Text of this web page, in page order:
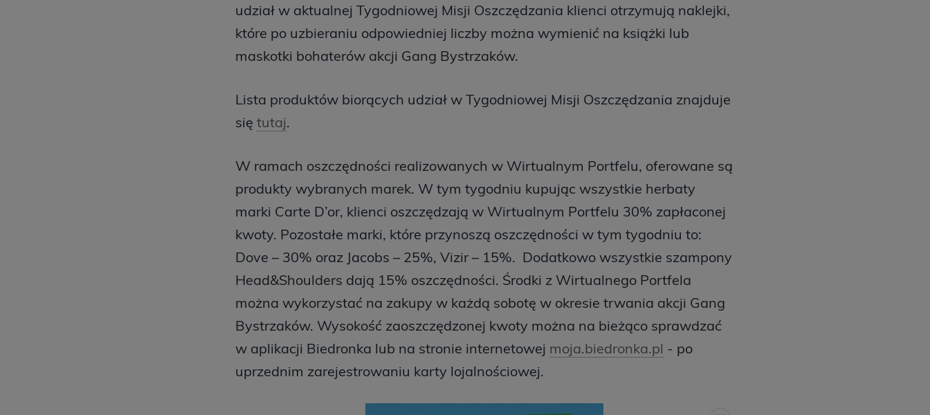
udział w aktualnej Tygodniowej Misji Oszczędzania klienci otrzymują naklejki,
które po uzbieraniu odpowiedniej liczby można wymienić na książki lub
maskotki bohaterów akcji Gang Bystrzaków.
Lista produktów biorących udział w Tygodniowej Misji Oszczędzania znajduje
się tutaj.
W ramach oszczędności realizowanych w Wirtualnym Portfelu, oferowane są
produkty wybranych marek. W tym tygodniu kupując wszystkie herbaty
marki Carte D’or, klienci oszczędzają w Wirtualnym Portfelu 30% zapłaconej
kwoty. Pozostałe marki, które przynoszą oszczędności w tym tygodniu to:
Dove – 30% oraz Jacobs – 25%, Vizir – 15%. Dodatkowo wszystkie szampony
Head&Shoulders dają 15% oszczędności. Środki z Wirtualnego Portfela
można wykorzystać na zakupy w każdą sobotę w okresie trwania akcji Gang
Bystrzaków. Wysokość zaoszczędzonej kwoty można na bieżąco sprawdzać
w aplikacji Biedronka lub na stronie internetowej moja.biedronka.pl - po
uprzednim zarejestrowaniu karty lojalnościowej.